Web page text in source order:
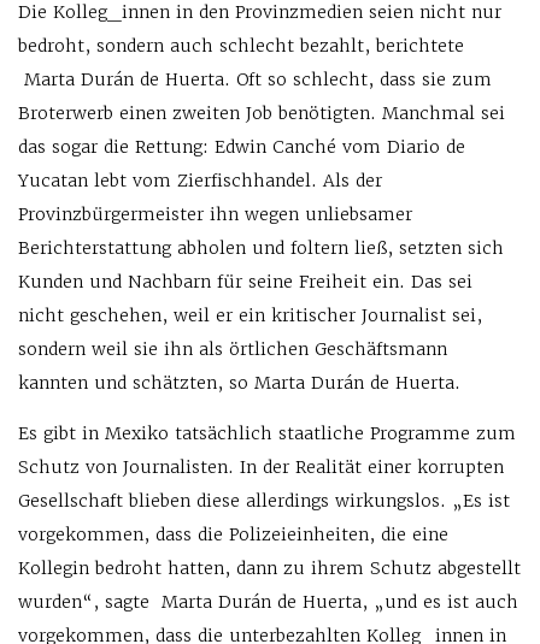
Die Kolleg_innen in den Provinzmedien seien nicht nur
bedroht, sondern auch schlecht bezahlt, berichtete
Marta Durán de Huerta. Oft so schlecht, dass sie zum
Broterwerb einen zweiten Job benötigten. Manchmal sei
das sogar die Rettung: Edwin Canché vom Diario de
Yucatan lebt vom Zierfischhandel. Als der
Provinzbürgermeister ihn wegen unliebsamer
Berichterstattung abholen und foltern ließ, setzten sich
Kunden und Nachbarn für seine Freiheit ein. Das sei
nicht geschehen, weil er ein kritischer Journalist sei,
sondern weil sie ihn als örtlichen Geschäftsmann
kannten und schätzten, so Marta Durán de Huerta.
Es gibt in Mexiko tatsächlich staatliche Programme zum
Schutz von Journalisten. In der Realität einer korrupten
Gesellschaft blieben diese allerdings wirkungslos. „Es ist
vorgekommen, dass die Polizeieinheiten, die eine
Kollegin bedroht hatten, dann zu ihrem Schutz abgestellt
wurden“, sagte Marta Durán de Huerta, „und es ist auch
vorgekommen, dass die unterbezahlten Kolleg_innen in